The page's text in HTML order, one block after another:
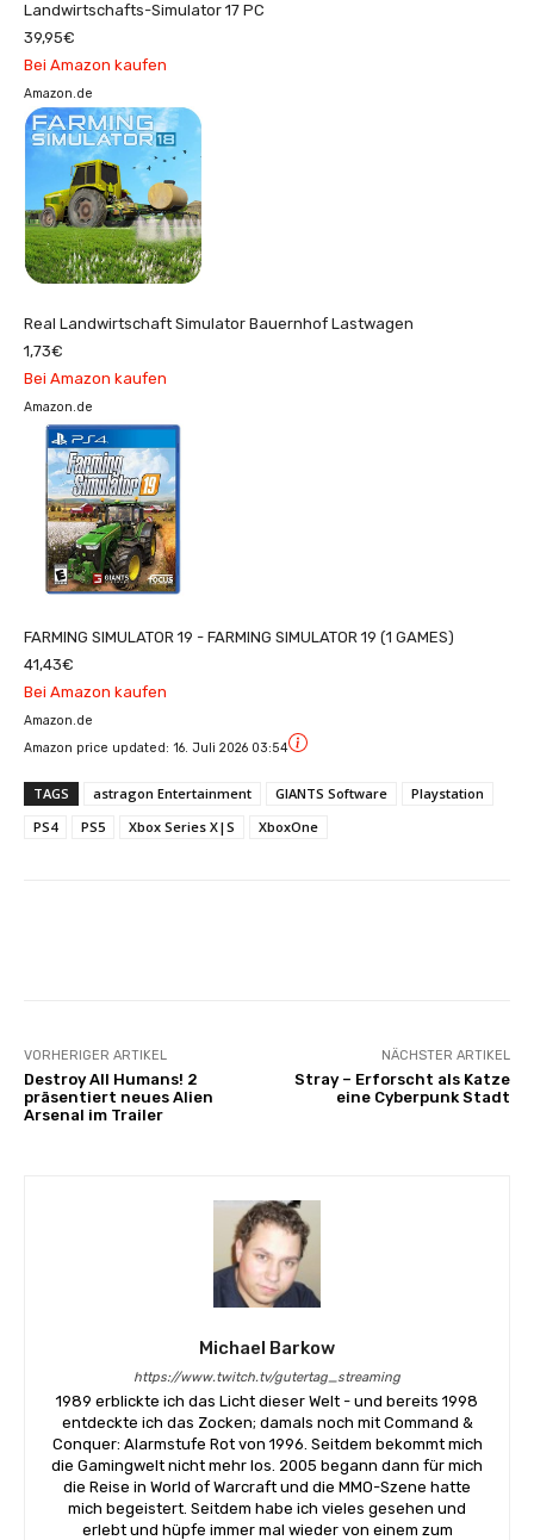
Landwirtschafts-Simulator 17 PC
39,95€
Bei Amazon kaufen
Amazon.de
Real Landwirtschaft Simulator Bauernhof Lastwagen
1,73€
Bei Amazon kaufen
Amazon.de
FARMING SIMULATOR 19 - FARMING SIMULATOR 19 (1 GAMES)
41,43€
Bei Amazon kaufen
Amazon.de
Amazon price updated: 16. Juli 2026 03:54
TAGS astragon Entertainment GIANTS Software
Playstation
PS4
PS5 Xbox Series X|S XboxOne
VORHERIGER ARTIKEL
Destroy All Humans! 2
präsentiert neues Alien
Arsenal im Trailer
NÄCHSTER ARTIKEL
Stray – Erforscht als Katze
eine Cyberpunk Stadt
Michael Barkow
https://www.twitch.tv/gutertag_streaming
1989 erblickte ich das Licht dieser Welt - und bereits 1998
entdeckte ich das Zocken; damals noch mit Command &
Conquer: Alarmstufe Rot von 1996. Seitdem bekommt mich
die Gamingwelt nicht mehr los. 2005 begann dann für mich
die Reise in World of Warcraft und die MMO-Szene hatte
mich begeistert. Seitdem habe ich vieles gesehen und
erlebt und hüpfe immer mal wieder von einem zum